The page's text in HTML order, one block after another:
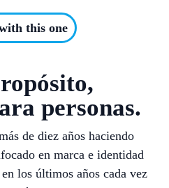
this one
personas.
de diez años haciendo
en marca e identidad
los últimos años cada vez